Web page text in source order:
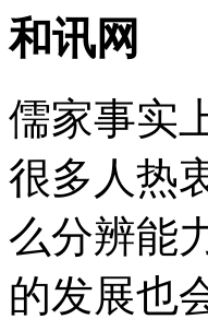
和讯网
儒家事实
很多人热
么分辨能
的发展也